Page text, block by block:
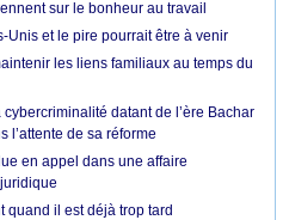
sur le bonheur au travail
et le pire pourrait être à venir
les liens familiaux au temps du
datant de l’ère Bachar
l’attente de sa réforme
en appel dans une affaire
quand il est déjà trop tard